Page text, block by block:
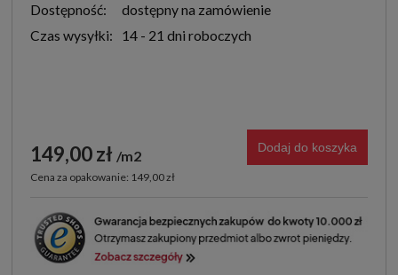
Dostępność:
dostępny na zamówienie
Czas wysyłki:
14 - 21 dni roboczych
149,00 zł m2
Cena za opakowanie: 149,00 zł
Dodaj do koszyka